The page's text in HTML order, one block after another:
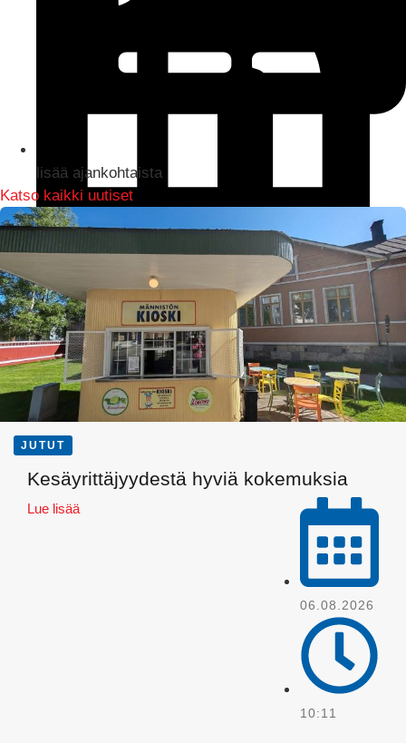
lisää ajankohtaista
Katso kaikki uutiset
JUTUT
Kesäyrittäjyydestä hyviä kokemuksia
Lue lisää
06.08.2026
10:11